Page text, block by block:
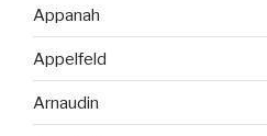
Appanah
Appelfeld
Arnaudin